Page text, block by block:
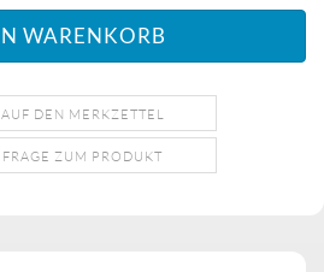
AUF DEN MERKZETTEL
FRAGE ZUM PRODUKT